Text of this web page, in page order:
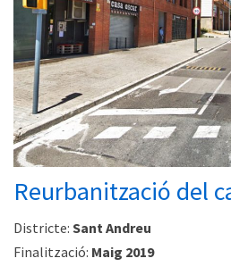
Reurbanització del
Districte: Sant Andreu
Finalització: Maig 2019